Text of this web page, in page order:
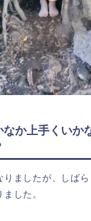
か上手くいか
ましたが、しばら
した。